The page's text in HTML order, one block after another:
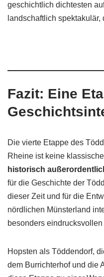
geschichtlich dichtesten
landschaftlich
Fazit: Eine
Die vierte Etappe des
Rheine ist keine
historisch
für die Geschichte der
dieser Zeit und für die
nördlichen Münsterland
besonders eindrucksvollen
Hopsten als Töddendorf,
dem Burrichterhof und die